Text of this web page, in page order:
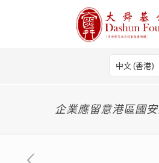
中文 (香港)
企業應留意港區國